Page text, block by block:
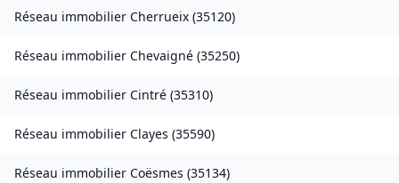
Réseau immobilier Cherrueix (35120)
Réseau immobilier Chevaigné (35250)
Réseau immobilier Cintré (35310)
Réseau immobilier Clayes (35590)
Réseau immobilier Coësmes (35134)